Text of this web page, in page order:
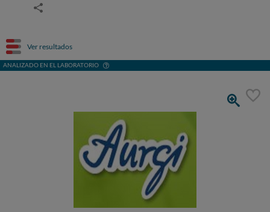
Ver resultados
ANALIZADO EN EL LABORATORIO